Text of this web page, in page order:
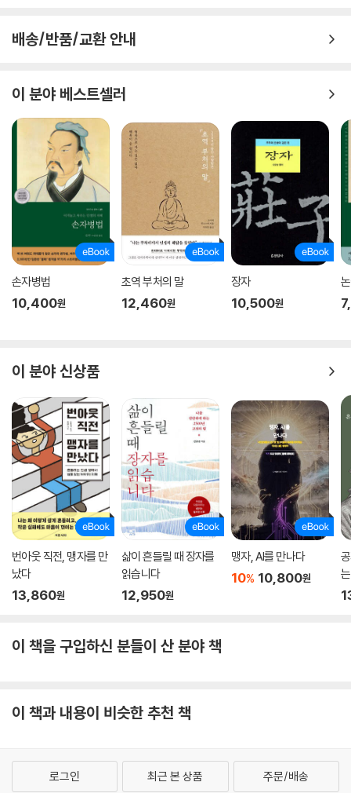
배송/반품/교환 안내
이 분야 베스트셀러
손자병법
10,400원
초역 부처의 말
12,460원
장자
10,500원
이 분야 신상품
번아웃 직전, 맹자를 만
났다
13,860원
삶이 흔들릴 때 장자를
읽습니다
12,950원
맹자, AI를 만나다
10% 10,800원
이 책을 구입하신 분들이 산 분야 책
이 책과 내용이 비슷한 추천 책
로그인 최근 본 상품 주문/배송